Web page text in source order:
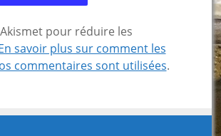
pour réduire les
savoir plus sur comment les
commentaires sont utilisées.